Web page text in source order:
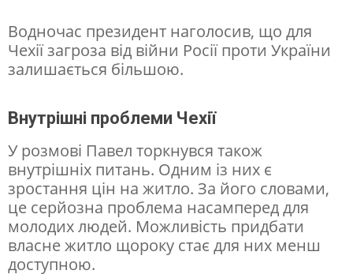
г
и
т
р
м
і
н
п
Водночас президент наголосив, що для
Чехії загроза від війни Росії проти України
залишається більшою.
Внутрішні проблеми Чехії
У розмові Павел торкнувся також
внутрішніх питань. Одним із них є
зростання цін на житло. За його словами,
це серйозна проблема насамперед для
молодих людей. Можливість придбати
власне житло щороку стає для них менш
доступною.